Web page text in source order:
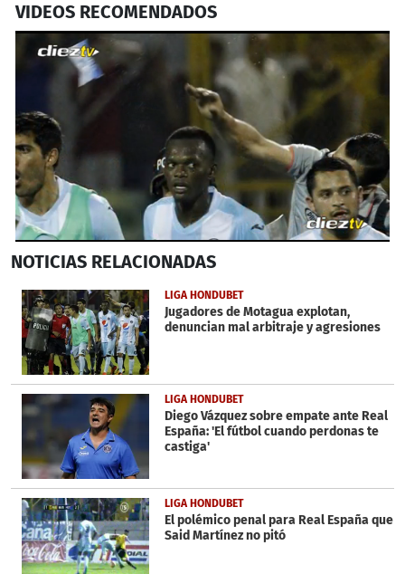
VIDEOS RECOMENDADOS
seconds
50
seconds
NOTICIAS RELACIONADAS
LIGA HONDUBET
Jugadores de Motagua explotan,
denuncian mal arbitraje y agresiones
LIGA HONDUBET
Diego Vázquez sobre empate ante Real
España: 'El fútbol cuando perdonas te
castiga'
LIGA HONDUBET
El polémico penal para Real España que
Said Martínez no pitó